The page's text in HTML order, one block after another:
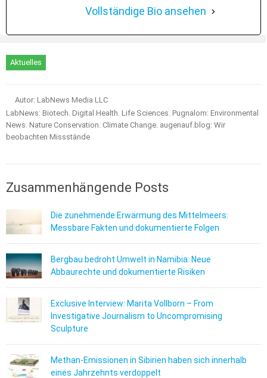
Vollständige Bio ansehen
Aktuelles
Autor: LabNews Media LLC
LabNews: Biotech. Digital Health. Life Sciences. Pugnalom: Environmental
News. Nature Conservation. Climate Change. augenauf.blog: Wir
beobachten Missstände
Zusammenhängende Posts
Die zunehmende Erwärmung des Mittelmeers:
Messbare Fakten und dokumentierte Folgen
Bergbau bedroht Umwelt in Namibia: Neue
Abbaurechte und dokumentierte Risiken
Exclusive Interview: Marita Vollborn – From
Investigative Journalism to Uncompromising
Sculpture
Methan-Emissionen in Sibirien haben sich innerhalb
eines Jahrzehnts verdoppelt